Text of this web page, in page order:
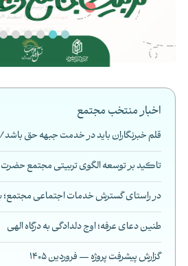
اخبار منتخب مجتمع
قلم خبرنگاران باید در خدمت جبهه حق
تاکید بر توسعه الگوی تربیتی مجتمع
در راستای گسترش خدمات اجتماعی مجتمع؛
طنین دعای عرفه؛ اوج دلدادگی به درگاه الهی
گزارش پیشرفت پروژه — فروردین 1405